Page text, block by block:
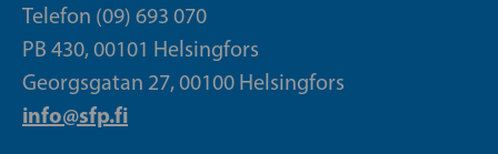
Telefon (09) 693 070
PB 430, 00101 Helsingfors
Georgsgatan 27, 00100 Helsingfors
info@sfp.fi